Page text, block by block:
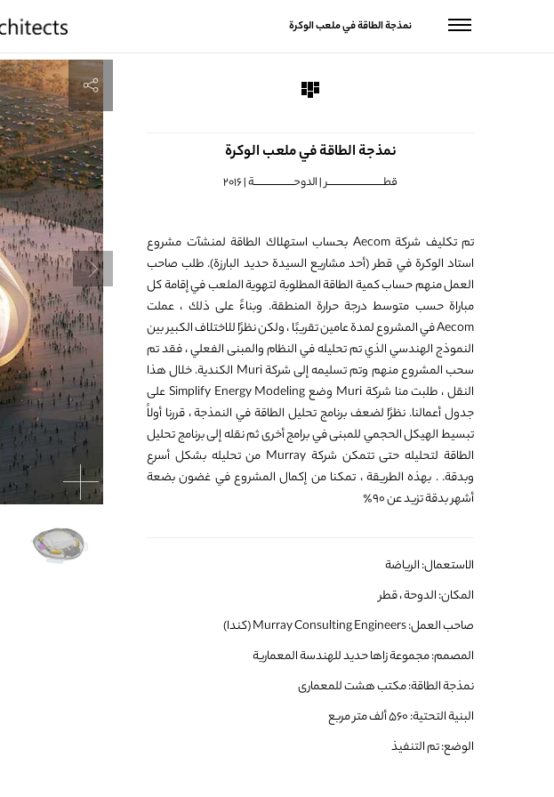
نمذجة الطاقة في ملعب الوكرة
نمذجة الطاقة في ملعب الوكرة
قطـــــــــــــــــــــــــــــــر | الدوحــــــــــــــــــــــة | 2016
تم تكليف شركة Aecom بحساب استهلاك الطاقة لمنشآت مشروع
استاد الوكرة في قطر (أحد مشاريع السيدة حديد البارزة). طلب صاحب
العمل منهم حساب كمية الطاقة المطلوبة لتهوية الملعب في إقامة كل
مباراة حسب متوسط درجة حرارة المنطقة. وبناءً على ذلك ، عملت
Aecom في المشروع لمدة عامين تقريبًا ، ولكن نظرًا للاختلاف الكبير بين
النموذج الهندسي الذي تم تحليله في النظام والمبنى الفعلي ، فقد تم
سحب المشروع منهم وتم تسليمه إلى شركة Muri الكندية. خلال هذا
النقل ، طلبت منا شركة Muri وضع Simplify Energy Modeling على
جدول أعمالنا. نظرًا لضعف برنامج تحليل الطاقة في النمذجة ، قررنا أولاً
تبسيط الهيكل الحجمي للمبنى في برامج أخرى ثم نقله إلى برنامج تحليل
الطاقة لتحليله حتى تتمكن شركة Murray من تحليله بشكل أسرع
وبدقة. . بهذه الطريقة ، تمكنا من إكمال المشروع في غضون بضعة
أشهر بدقة تزيد عن 90٪
الاستعمال: الرياضة
المكان: الدوحة ، قطر
صاحب العمل: Murray Consulting Engineers (كندا)
المصمم: مجموعة زاها حديد للهندسة المعمارية
نمذجة الطاقة: مكتب هشت للمعماری
البنية التحتية: 560 ألف متر مربع
الوضع: تم التنفيذ